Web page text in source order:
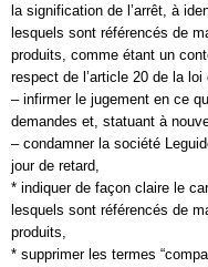
la signification de l’arrêt, à
lesquels sont référencés de
produits, comme étant un
respect de l’article 20 de la loi
– infirmer le jugement en ce
demandes et, statuant à
– condamner la société
jour de retard,
* indiquer de façon claire le
lesquels sont référencés de
produits,
* supprimer les termes